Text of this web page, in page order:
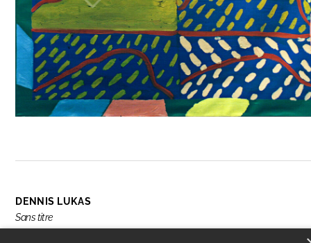
DENNIS LUKAS
Sans titre